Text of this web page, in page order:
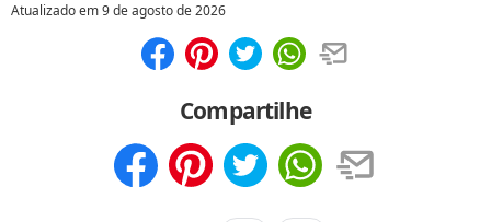
Atualizado em9 de agosto de 2026
Compartilhe